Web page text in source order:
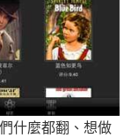
什麼都翻、想做